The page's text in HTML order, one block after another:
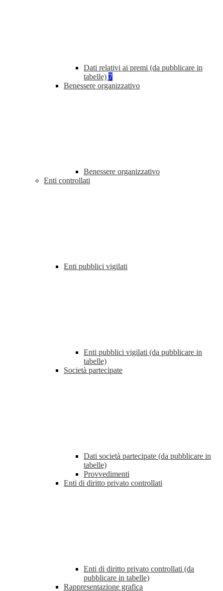
Dati relativi ai premi (da pubblicare in
tabelle) 7
Benessere organizzativo
Benessere organizzativo
Enti controllati
Enti pubblici vigilati
Enti pubblici vigilati (da pubblicare in
tabelle)
Società partecipate
Dati società partecipate (da pubblicare in
tabelle)
Provvedimenti
Enti di diritto privato controllati
Enti di diritto privato controllati (da
pubblicare in tabelle)
Rappresentazione grafica